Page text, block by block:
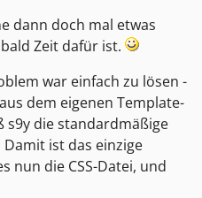
dann doch mal etwas
Zeit dafür ist.
war einfach zu lösen -
dem eigenen Template-
s9y die standardmäßige
ist das einzige
nun die CSS-Datei, und